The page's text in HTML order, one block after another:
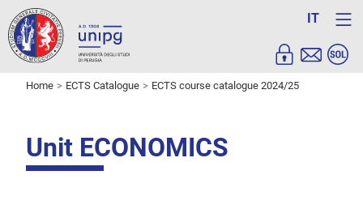
IT
Home ECTS Catalogue ECTS course catalogue 2024/25
Unit ECONOMICS